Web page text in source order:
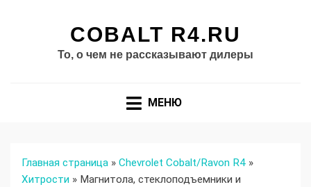
COBALT R4.RU
То, о чем не рассказывают дилеры
МЕНЮ
Главная страница » Chevrolet Cobalt/Ravon R4 »
Хитрости » Магнитола, стеклоподъемники и